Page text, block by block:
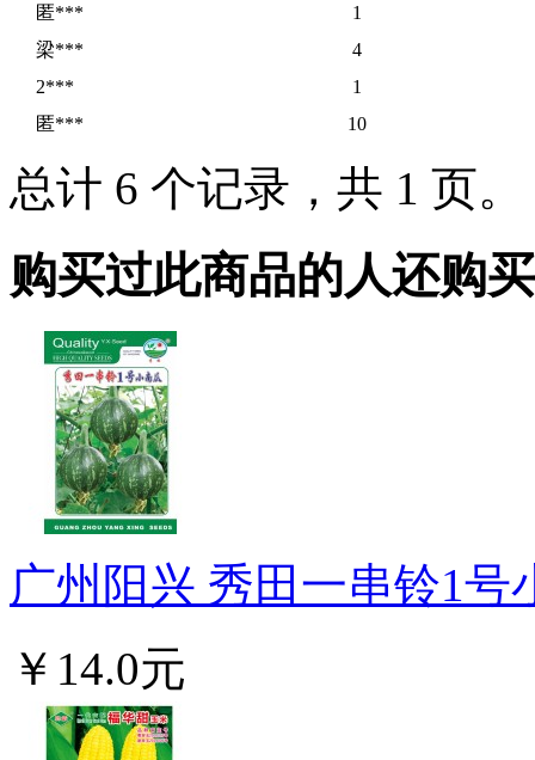
匿***
1
梁***
4
2***
1
匿***
10
总计 6 个记录，共 1 页。
购买过此商品的人还购
广州阳兴 秀田一串铃1号
￥14.0元